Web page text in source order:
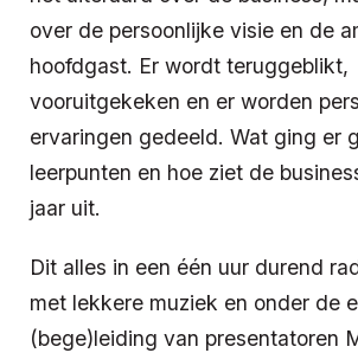
over de persoonlijke visie en de
hoofdgast. Er wordt teruggeblikt,
vooruitgekeken en er worden
ervaringen gedeeld. Wat ging er
leerpunten en hoe ziet de
jaar uit.
Dit alles in een één uur durend
met lekkere muziek en onder de
(bege)leiding van presentatoren